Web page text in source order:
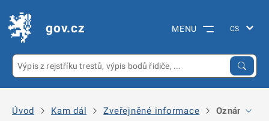
gov.cz MENU
Úvod Kam dál Zveřejněné informace Oznámení